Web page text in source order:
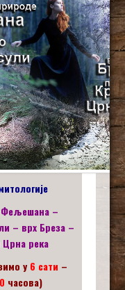
Фељешана –
– врх Бреза –
река
у 6 сати –
часова)